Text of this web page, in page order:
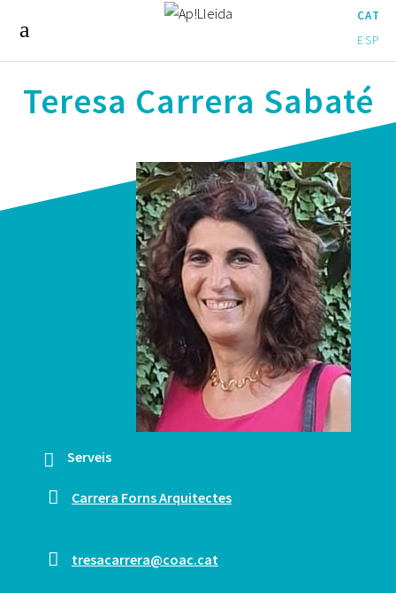
CAT
ESP
Teresa Carrera Sabaté
Serveis
Carrera Forns Arquitectes
tresacarrera@coac.cat